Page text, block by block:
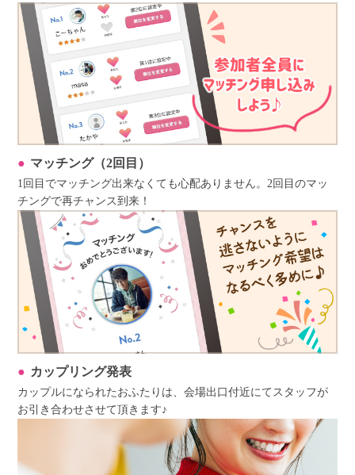
マッチング（2回目）
1回目でマッチング出来なくても心配ありません。2回目のマッ
チングで再チャンス到来！
カップリング発表
カップルになられたおふたりは、会場出口付近にてスタッフが
お引き合わせさせて頂きます♪